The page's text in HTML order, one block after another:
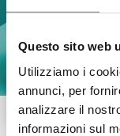
Questo sito web
Utilizziamo i
annunci, per
analizzare il
informazioni sul